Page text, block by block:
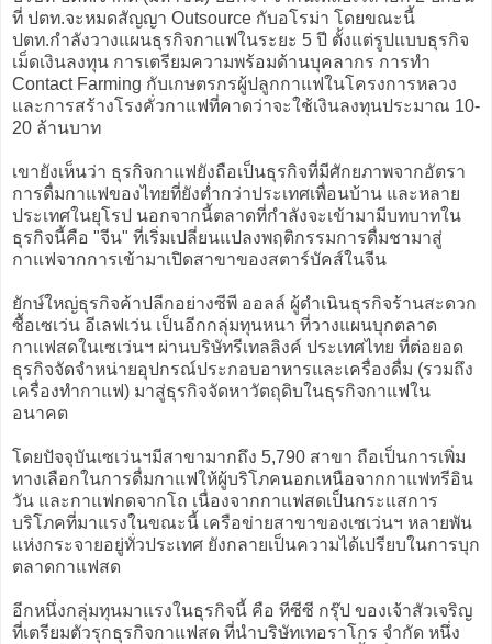
ที่ ปตท.จะหมดสัญญา Outsource กับอโรม่า โดยขณะนี้
ปตท.กำลังวางแผนธุรกิจกาแฟในระยะ 5 ปี ตั้งแต่รูปแบบธุรกิจ
เม็ดเงินลงทุน การเตรียมความพร้อมด้านบุคลากร การทำ
Contact Farming กับเกษตรกรผู้ปลูกกาแฟในโครงการหลวง
และการสร้างโรงคั่วกาแฟที่คาดว่าจะใช้เงินลงทุนประมาณ 10-
20 ล้านบาท
เขายังเห็นว่า ธุรกิจกาแฟยังถือเป็นธุรกิจที่มีศักยภาพจากอัตรา
การดื่มกาแฟของไทยที่ยังต่ำกว่าประเทศเพื่อนบ้าน และหลาย
ประเทศในยุโรป นอกจากนี้ตลาดที่กำลังจะเข้ามามีบทบาทใน
ธุรกิจนี้คือ "จีน" ที่เริ่มเปลี่ยนแปลงพฤติกรรมการดื่มชามาสู่
กาแฟจากการเข้ามาเปิดสาขาของสตาร์บัคส์ในจีน
ยักษ์ใหญ่ธุรกิจค้าปลีกอย่างซีพี ออลล์ ผู้ดำเนินธุรกิจร้านสะดวก
ซื้อเซเว่น อีเลฟเว่น เป็นอีกกลุ่มทุนหนา ที่วางแผนบุกตลาด
กาแฟสดในเซเว่นฯ ผ่านบริษัทรีเทลลิงค์ ประเทศไทย ที่ต่อยอด
ธุรกิจจัดจำหน่ายอุปกรณ์ประกอบอาหารและเครื่องดื่ม (รวมถึง
เครื่องทำกาแฟ) มาสู่ธุรกิจจัดหาวัตถุดิบในธุรกิจกาแฟใน
อนาคต
โดยปัจจุบันเซเว่นฯมีสาขามากถึง 5,790 สาขา ถือเป็นการเพิ่ม
ทางเลือกในการดื่มกาแฟให้ผู้บริโภคนอกเหนือจากกาแฟทรีอิน
วัน และกาแฟกดจากโถ เนื่องจากกาแฟสดเป็นกระแสการ
บริโภคที่มาแรงในขณะนี้ เครือข่ายสาขาของเซเว่นฯ หลายพัน
แห่งกระจายอยู่ทั่วประเทศ ยังกลายเป็นความได้เปรียบในการบุก
ตลาดกาแฟสด
อีกหนึ่งกลุ่มทุนมาแรงในธุรกิจนี้ คือ ทีซีซี กรุ๊ป ของเจ้าสัวเจริญ
ที่เตรียมตัวรุกธุรกิจกาแฟสด ที่นำบริษัทเทอราโกร จำกัด หนึ่ง